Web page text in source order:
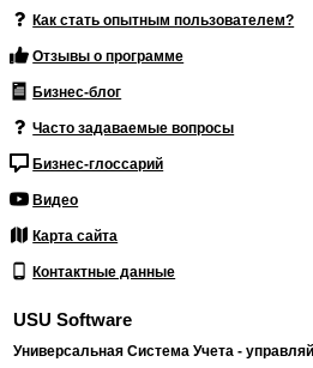
Как стать опытным пользователем?
Отзывы о программе
Бизнес-блог
Часто задаваемые вопросы
Бизнес-глоссарий
Видео
Карта сайта
Контактные данные
USU Software
Универсальная Система Учета -